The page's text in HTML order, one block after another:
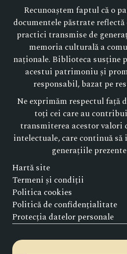
Recunoaștem faptul că o
documentele păstrate
practici transmise de
memoria culturală a
naționale. Biblioteca
acestui patrimoniu și
responsabil, bazat pe
Ne exprimăm respectul față
toți cei care au
transmiterea acestor valori
intelectuale, care continuă să
generațiile
Hartă site
Termeni și condiții
Politica cookies
Politică de confidențialitate
Protecția datelor personale